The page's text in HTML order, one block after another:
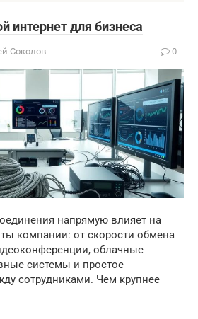
интернет для бизнеса
Соколов 0
напрямую влияет на
компании: от скорости обмена
облачные
системы и простое
сотрудниками. Чем крупнее